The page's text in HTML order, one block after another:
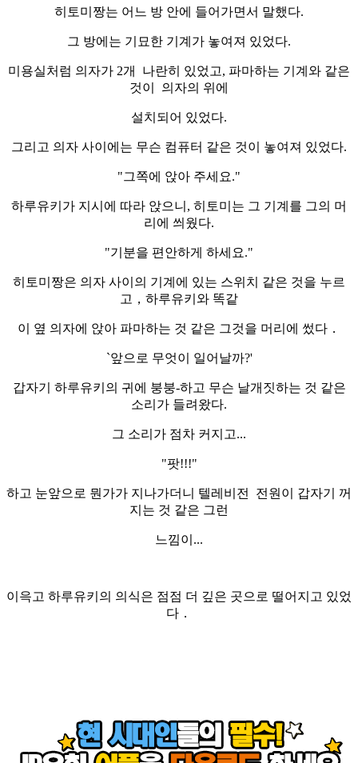
히토미짱는 어느 방 안에 들어가면서 말했다.
그 방에는 기묘한 기계가 놓여져 있었다.
미용실처럼 의자가 2개 나란히 있었고, 파마하는 기계와 같은
것이 의자의 위에
설치되어 있었다.
그리고 의자 사이에는 무슨 컴퓨터 같은 것이 놓여져 있었다.
"그쪽에 앉아 주세요."
하루유키가 지시에 따라 앉으니, 히토미는 그 기계를 그의 머
리에 씌웠다.
"기분을 편안하게 하세요."
히토미짱은 의자 사이의 기계에 있는 스위치 같은 것을 누르
고，하루유키와 똑같
이 옆 의자에 앉아 파마하는 것 같은 그것을 머리에 썼다．
`앞으로 무엇이 일어날까?'
갑자기 하루유키의 귀에 붕붕-하고 무슨 날개짓하는 것 같은
소리가 들려왔다.
그 소리가 점차 커지고...
"팟!!!"
하고 눈앞으로 뭔가가 지나가더니 텔레비전 전원이 갑자기 꺼
지는 것 같은 그런
느낌이...
이윽고 하루유키의 의식은 점점 더 깊은 곳으로 떨어지고 있었
다．